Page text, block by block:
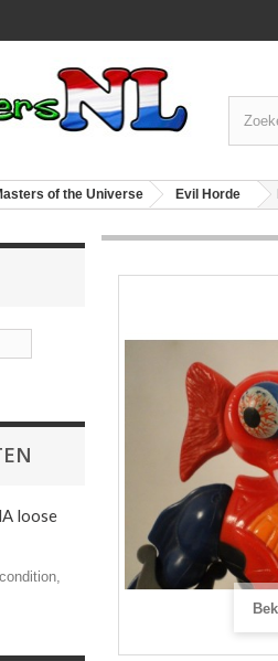
of the Universe Evil Horde
loose